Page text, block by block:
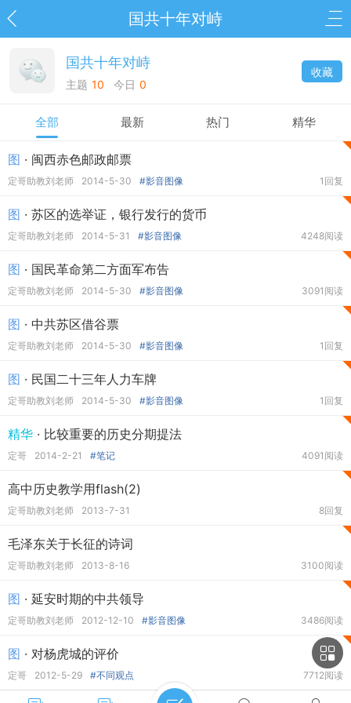
国共十年对峙
国共十年对峙
主题 10 今日 0
收藏
全部 最新 热门 精华
图 · 闽西赤色邮政邮票
定哥助教刘老师 2014-5-30 #影音图像 1回复
图 · 苏区的选举证，银行发行的货币
定哥助教刘老师 2014-5-31 #影音图像 4248阅读
图 · 国民革命第二方面军布告
定哥助教刘老师 2014-5-30 #影音图像 3091阅读
图 · 中共苏区借谷票
定哥助教刘老师 2014-5-30 #影音图像 1回复
图 · 民国二十三年人力车牌
定哥助教刘老师 2014-5-30 #影音图像 1回复
精华 · 比较重要的历史分期提法
定哥 2014-2-21 #笔记 4091阅读
高中历史教学用flash(2)
定哥助教刘老师 2013-7-31 8回复
毛泽东关于长征的诗词
定哥助教刘老师 2013-8-16 3100阅读
图 · 延安时期的中共领导
定哥助教刘老师 2012-12-10 #影音图像 3486阅读
图 · 对杨虎城的评价
定哥 2012-5-29 #不同观点 7712阅读